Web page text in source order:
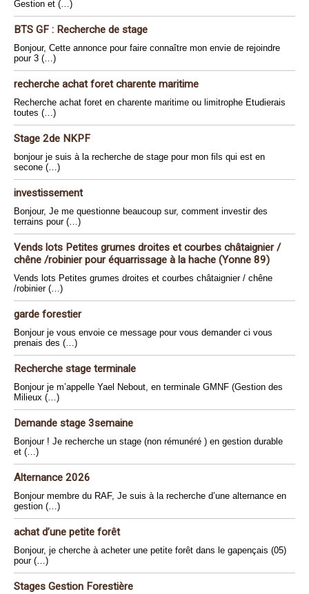
Gestion et (…)
BTS GF : Recherche de stage
Bonjour, Cette annonce pour faire connaître mon envie de rejoindre
pour 3 (…)
recherche achat foret charente maritime
Recherche achat foret en charente maritime ou limitrophe Etudierais
toutes (…)
Stage 2de NKPF
bonjour je suis à la recherche de stage pour mon fils qui est en
secone (…)
investissement
Bonjour, Je me questionne beaucoup sur, comment investir des
terrains pour (…)
Vends lots Petites grumes droites et courbes châtaignier /
chêne /robinier pour équarrissage à la hache (Yonne 89)
Vends lots Petites grumes droites et courbes châtaignier / chêne
/robinier (…)
garde forestier
Bonjour je vous envoie ce message pour vous demander ci vous
prenais des (…)
Recherche stage terminale
Bonjour je m’appelle Yael Nebout, en terminale GMNF (Gestion des
Milieux (…)
Demande stage 3semaine
Bonjour ! Je recherche un stage (non rémunéré ) en gestion durable
et (…)
Alternance 2026
Bonjour membre du RAF, Je suis à la recherche d’une alternance en
gestion (…)
achat d’une petite forêt
Bonjour, je cherche à acheter une petite forêt dans le gapençais (05)
pour (…)
Stages Gestion Forestière